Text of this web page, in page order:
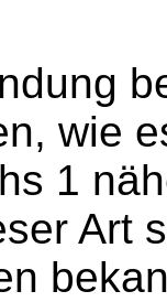
wie
1
Art